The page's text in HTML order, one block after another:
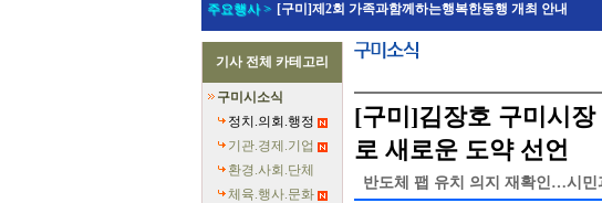
[김천]지방세입 체납관리단 본격 가동…맞춤형 징수 나선다
[고령]가뭄 장기화 총력 대응…농업용수 확보 긴급 지원
[경주]경주역 KTX·KTX-이음 증편…수도권 접근성 높인다
[경북교육청]‘수리력+ 웹 콘텐츠’ 개발…맞춤형 수학 학습
[경북도청]‘말산업 특구’ 키운다…한국마사회 영천 유치 공
[구미]예능 타고 뜬 구미 관광…‘갓 튀긴 라면’ 판매량 6배
[경북교육청]일본 방위백서 독도 영유권 주장 강력 규탄
주요행사 > [구미]제2회 가족과함께하는행복한동행 개최 안내
기사 전체 카테고리
구미시소식
정치.의회.행정
기관.경제.기업
환경.사회.단체
체육.행사.문화
[구미]김장호 구미시
로 새로운 도약 선언
반도체 팹 유치 의지 재확인…시민